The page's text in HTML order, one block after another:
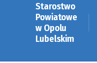
Starostwo
Powiatowe
w Opolu
Lubelskim